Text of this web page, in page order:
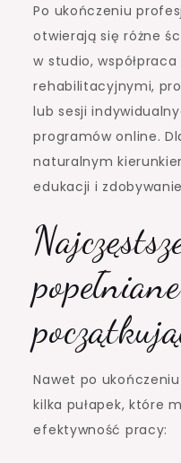
Po ukończeniu
otwierają się różne
w studio,
rehabilitacyjnymi,
lub sesji
programów online.
naturalnym
edukacji i
Nawet po
kilka pułapek, które
efektywność pracy: